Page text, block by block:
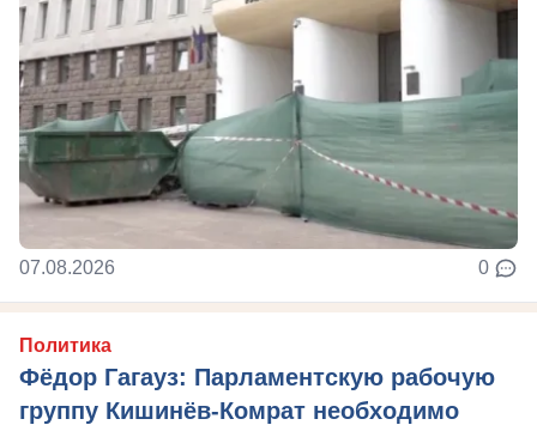
07.08.2026 0
Политика
Фёдор Гагауз: Парламентскую рабочую
группу Кишинёв-Комрат необходимо